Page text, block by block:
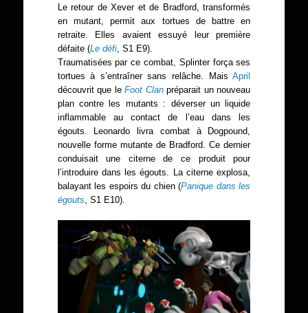
Le retour de Xever et de Bradford, transformés
en mutant, permit aux tortues de battre en
retraite. Elles avaient essuyé leur première
défaite (Le défi, S1 E9).
Traumatisées par ce combat, Splinter força ses
tortues à s’entraîner sans relâche. MaisApril
découvrit que leFoot Clanpréparait un nouveau
plan contre les mutants : déverser un liquide
inflammable au contact de l’eau dans les
égouts. Leonardo livra combat à Dogpound,
nouvelle forme mutante de Bradford. Ce dernier
conduisait une citerne de ce produit pour
l’introduire dans les égouts. La citerne explosa,
balayant les espoirs du chien (Panique dans les
égouts , S1 E10).